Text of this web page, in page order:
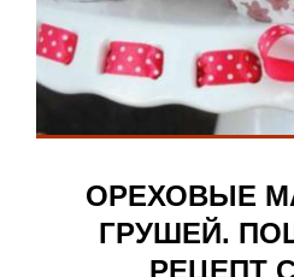
ОРЕХОВЫЕ
ГРУШЕЙ.
РЕЦЕПТ